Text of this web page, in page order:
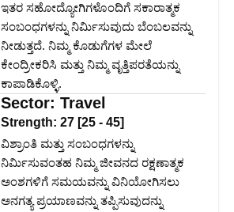
ಇತರ ಸಹೋದ್ಯೋಗಿಗಳೊಂದಿಗೆ ಸಕಾರಾತ್ಮಕ
ಸಂಬಂಧಗಳನ್ನು ನಿರ್ಮಿಸುವುದು ಬೆಂಬಲವನ್ನು
ನೀಡುತ್ತದೆ. ನಿಮ್ಮ ಕೊಡುಗೆಗಳ ಮೇಲೆ
ಕೇಂದ್ರೀಕರಿಸಿ ಮತ್ತು ನಿಮ್ಮ ವೃತ್ತಿಪರತೆಯನ್ನು
ಕಾಪಾಡಿಕೊಳ್ಳಿ.
Sector: Travel
Strength: 27 [25 - 45]
ವಿಶ್ರಾಂತಿ ಮತ್ತು ಸಂಬಂಧಗಳನ್ನು
ನಿರ್ಮಿಸುವಂತಹ ನಿಮ್ಮ ಜೀವನದ ರಕ್ಷಣಾತ್ಮಕ
ಅಂಶಗಳಿಗೆ ಸಮಯವನ್ನು ವಿನಿಯೋಗಿಸಲು
ಅನಗತ್ಯ ಪ್ರಯಾಣವನ್ನು ತಪ್ಪಿಸುವುದನ್ನು